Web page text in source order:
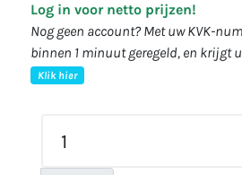
Log in voor netto prijzen!
Nog geen account? Met uw KVK-
binnen 1 minuut geregeld, en krijgt
Klik hier